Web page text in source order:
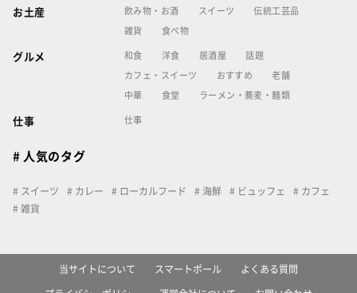
お土産 飲み物・お酒 スイーツ 伝統工芸品
雑貨 食べ物
グルメ 和食 洋食 居酒屋 話題
カフェ・スイーツ おすすめ 老舗
中華 食堂 ラーメン・蕎麦・麺類
仕事 仕事
# 人気のタグ
スイーツ カレー ローカルフード 海鮮 ビュッフェ
カフェ
雑貨
当サイトについて スマートポール よくある質問